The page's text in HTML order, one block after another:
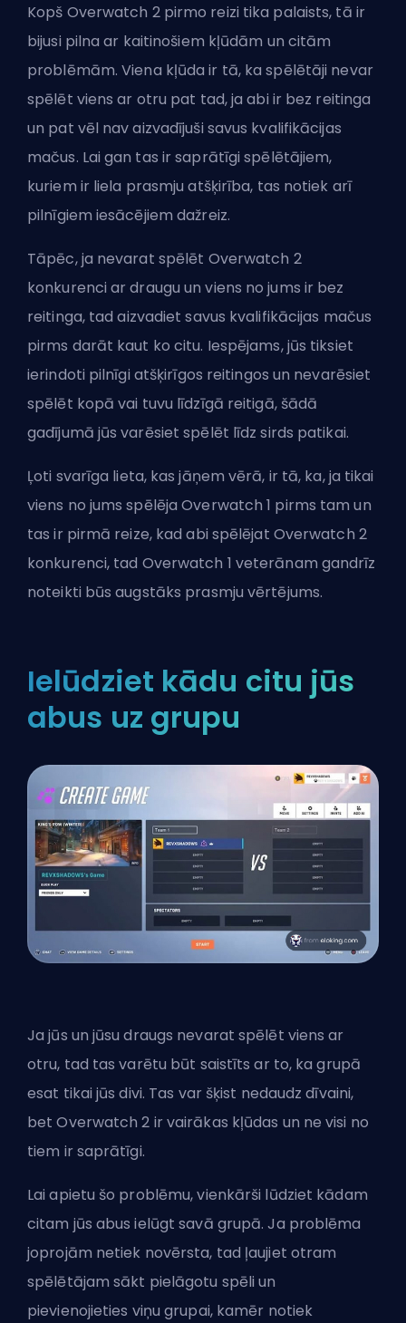
Kopš Overwatch 2 pirmo reizi tika palaists, tā ir
bijusi pilna ar kaitinošiem kļūdām un citām
problēmām. Viena kļūda ir tā, ka spēlētāji nevar
spēlēt viens ar otru pat tad, ja abi ir bez reitinga
un pat vēl nav aizvadījuši savus kvalifikācijas
mačus. Lai gan tas ir saprātīgi spēlētājiem,
kuriem ir liela prasmju atšķirība, tas notiek arī
pilnīgiem iesācējiem dažreiz.
Tāpēc, ja nevarat spēlēt Overwatch 2
konkurenci ar draugu un viens no jums ir bez
reitinga, tad aizvadiet savus kvalifikācijas mačus
pirms darāt kaut ko citu. Iespējams, jūs tiksiet
ierindoti pilnīgi atšķirīgos reitingos un nevarēsiet
spēlēt kopā vai tuvu līdzīgā reitigā, šādā
gadījumā jūs varēsiet spēlēt līdz sirds patikai.
Ļoti svarīga lieta, kas jāņem vērā, ir tā, ka, ja tikai
viens no jums spēlēja Overwatch 1 pirms tam un
tas ir pirmā reize, kad abi spēlējat Overwatch 2
konkurenci, tad Overwatch 1 veterānam gandrīz
noteikti būs augstāks prasmju vērtējums.
Ielūdziet kādu citu jūs
abus uz grupu
Ja jūs un jūsu draugs nevarat spēlēt viens ar
otru, tad tas varētu būt saistīts ar to, ka grupā
esat tikai jūs divi. Tas var šķist nedaudz dīvaini,
bet Overwatch 2 ir vairākas kļūdas un ne visi no
tiem ir saprātīgi.
Lai apietu šo problēmu, vienkārši lūdziet kādam
citam jūs abus ielūgt savā grupā. Ja problēma
joprojām netiek novērsta, tad ļaujiet otram
spēlētājam sākt pielāgotu spēli un
pievienojieties viņu grupai, kamēr notiek